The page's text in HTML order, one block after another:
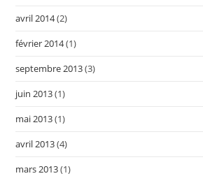
avril 2014(2)
février 2014(1)
septembre 2013(3)
juin 2013(1)
mai 2013(1)
avril 2013(4)
mars 2013(1)